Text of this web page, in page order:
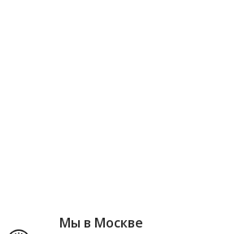
Мы в Москве